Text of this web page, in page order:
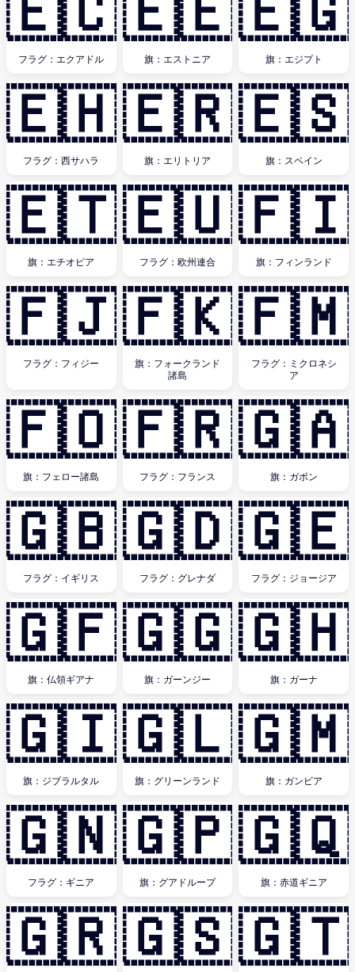
🇪🇨
フラグ：エクアドル
🇪🇪
旗：エストニア
🇪🇬
旗：エジプト
🇪🇭
フラグ：西サハラ
🇪🇷
旗：エリトリア
🇪🇸
旗：スペイン
🇪🇹
旗：エチオピア
🇪🇺
フラグ：欧州連合
🇫🇮
旗：フィンランド
🇫🇯
フラグ：フィジー
🇫🇰
旗：フォークランド
諸島
🇫🇲
フラグ：ミクロネシ
ア
🇫🇴
旗：フェロー諸島
🇫🇷
フラグ：フランス
🇬🇦
旗：ガボン
🇬🇧
フラグ：イギリス
🇬🇩
フラグ：グレナダ
🇬🇪
フラグ：ジョージア
🇬🇫
旗：仏領ギアナ
🇬🇬
旗：ガーンジー
🇬🇭
旗：ガーナ
🇬🇮
旗：ジブラルタル
🇬🇱
旗：グリーンランド
🇬🇲
旗：ガンビア
🇬🇳
フラグ：ギニア
🇬🇵
旗：グアドループ
🇬🇶
旗：赤道ギニア
🇬🇷🇬🇸🇬🇹